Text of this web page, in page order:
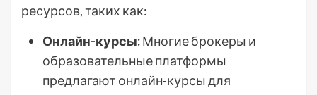
ресурсов, таких как:
Онлайн-курсы:Многие брокеры и
образовательные платформы
предлагают онлайн-курсы для